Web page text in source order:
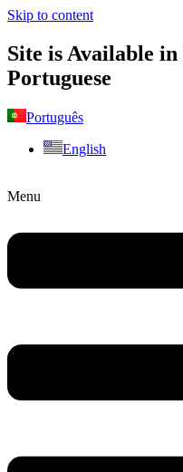
Skip to content
Site is Available
Portuguese
Português
English
Menu